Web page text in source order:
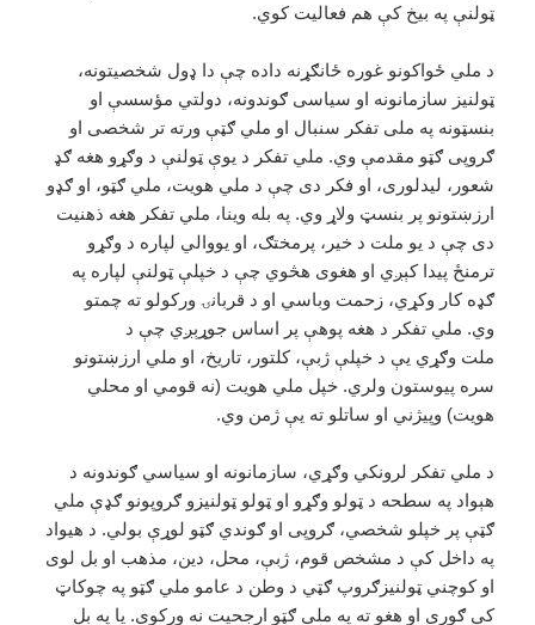
ټولنې په بیخ کې هم فعالیت کوي.
د ملي ځواکونو غوره ځانګړنه داده چې دا ډول شخصیتونه،
ټولنیز سازمانونه او سیاسی ګوندونه، دولتي مؤسسې او
بنسټونه په ملی تفکر سنبال او ملي ګټې ورته تر شخصی او
ګروپی ګټو مقدمې وي. ملي تفکر د یوې ټولنې د وګړو هغه ګډ
شعور، لیدلوری، او فکر دی چې د ملي هویت، ملي ګټو، او ګډو
ارزښتونو پر بنسټ ولاړ وي. په بله وینا، ملي تفکر هغه ذهنیت
دی چې د یو ملت د خیر، پرمختګ، او یووالي لپاره د وګړو
ترمنځ پیدا کېږي او هغوی هڅوي چې د خپلې ټولنې لپاره په
ګډه کار وکړي، زحمت وباسي او د قربانۍ ورکولو ته چمتو
وي. ملي تفکر د هغه پوهې پر اساس جوړېږي چې د
ملت وګړي یې د خپلې ژبې، کلتور، تاریخ، او ملي ارزښتونو
سره پیوستون ولري. خپل ملي هویت (نه قومي او محلي
هویت) وپیژني او ساتلو ته یې ژمن وي.
د ملي تفکر لرونکي وګړي، سازمانونه او سیاسي ګوندونه د
هېواد په سطحه د ټولو وګړو او ټولو ټولنیزو ګروپونو ګډې ملي
ګټې پر خپلو شخصي، ګروپی او ګوندي ګټو لوړې بولي. د هیواد
په داخل کې د مشخص قوم، ژبې، محل، دین، مذهب او بل لوی
او کوچني ټولنیزګروپ ګټي د وطن د عامو ملي ګټو په چوکاټ
کې ګوری او هغو ته په ملی ګټو ارجحیت نه ورکوی. یا په بل